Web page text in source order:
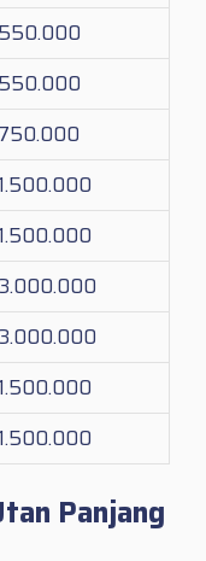
550.000
550.000
750.000
3.000.000
3.000.000
Panjang